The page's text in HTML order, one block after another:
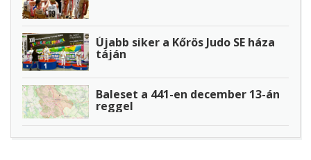
Újabb siker a Kőrös Judo SE háza
táján
Baleset a 441-en december 13-án
reggel